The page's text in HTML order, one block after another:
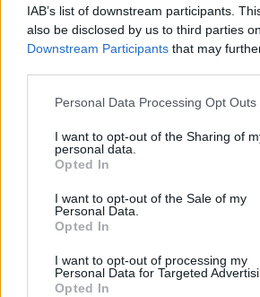
IAB’s list of downstream participants.
also be disclosed by us to third parties
Downstream Participants that may
Personal Data Processing Opt Outs
I want to opt-out of the Sharing of
personal data.
Opted In
I want to opt-out of the Sale of my
Personal Data.
Opted In
I want to opt-out of processing my
Personal Data for Targeted
Opted In